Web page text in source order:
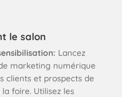
le salon
Lancez
marketing numérique
clients et prospects de
foire. Utilisez les